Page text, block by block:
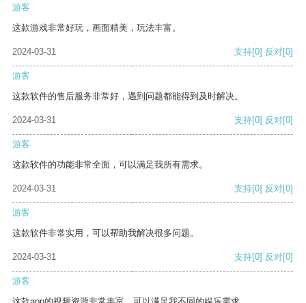
游客
这款游戏非常好玩，画面精美，玩法丰富。
2024-03-31 支持[0] 反对[0]
游客
这款软件的售后服务非常好，遇到问题都能得到及时解决。
2024-03-31 支持[0] 反对[0]
游客
这款软件的功能非常全面，可以满足我所有需求。
2024-03-31 支持[0] 反对[0]
游客
这款软件非常实用，可以帮助我解决很多问题。
2024-03-31 支持[0] 反对[0]
游客